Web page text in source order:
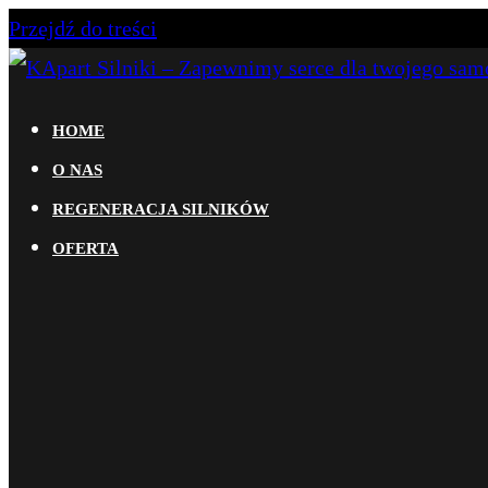
Przejdź do treści
KApart Silniki – Zapewnimy serce dla twojego
Dowiedz się więcej na temat naszej działalności.
samochodów osobowych i dostawczych. Oferujemy
do aut nawyższej półki.
HOME
O NAS
REGENERACJA SILNIKÓW
OFERTA